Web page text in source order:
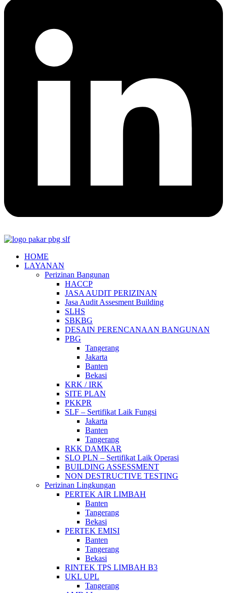
HOME
LAYANAN
Perizinan Bangunan
HACCP
JASA AUDIT PERIZINAN
Jasa Audit Assesment Building
SLHS
SBKBG
DESAIN PERENCANAAN BANGUNAN
PBG
Tangerang
Jakarta
Banten
Bekasi
KRK / IRK
SITE PLAN
PKKPR
SLF – Sertifikat Laik Fungsi
Jakarta
Banten
Tangerang
RKK DAMKAR
SLO PLN – Sertifikat Laik Operasi
BUILDING ASSESSMENT
NON DESTRUCTIVE TESTING
Perizinan Lingkungan
PERTEK AIR LIMBAH
Banten
Tangerang
Bekasi
PERTEK EMISI
Banten
Tangerang
Bekasi
RINTEK TPS LIMBAH B3
UKL UPL
Tangerang